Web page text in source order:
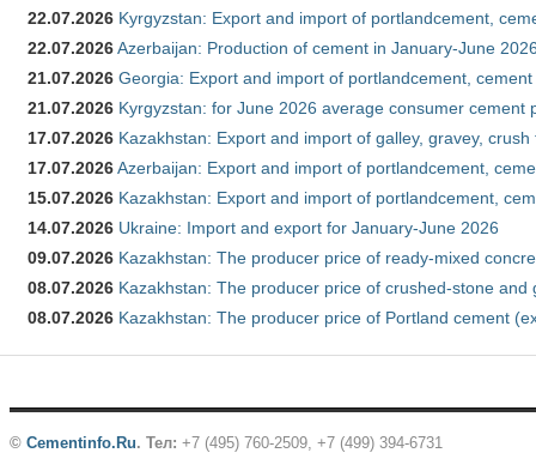
22.07.2026 Kyrgyzstan: Export and import of portlandcement,
22.07.2026Azerbaijan: Production of cement in January-June
21.07.2026 Georgia: Export and import of portlandcement,
21.07.2026 Kyrgyzstan: for June 2026 average consumer cement
17.07.2026 Kazakhstan: Export and import of galley, gravey,
17.07.2026Azerbaijan: Export and import of portlandcement,
15.07.2026 Kazakhstan: Export and import of portlandcement,
14.07.2026 Ukraine: Import and export for January-June 2026
09.07.2026 Kazakhstan: The producer price of ready-mixed
08.07.2026 Kazakhstan: The producer price of crushed-stone and
08.07.2026 Kazakhstan: The producer price of Portland cement
© Cementinfo.Ru. Тел: +7 (495) 760-2509, +7 (499) 394-6731